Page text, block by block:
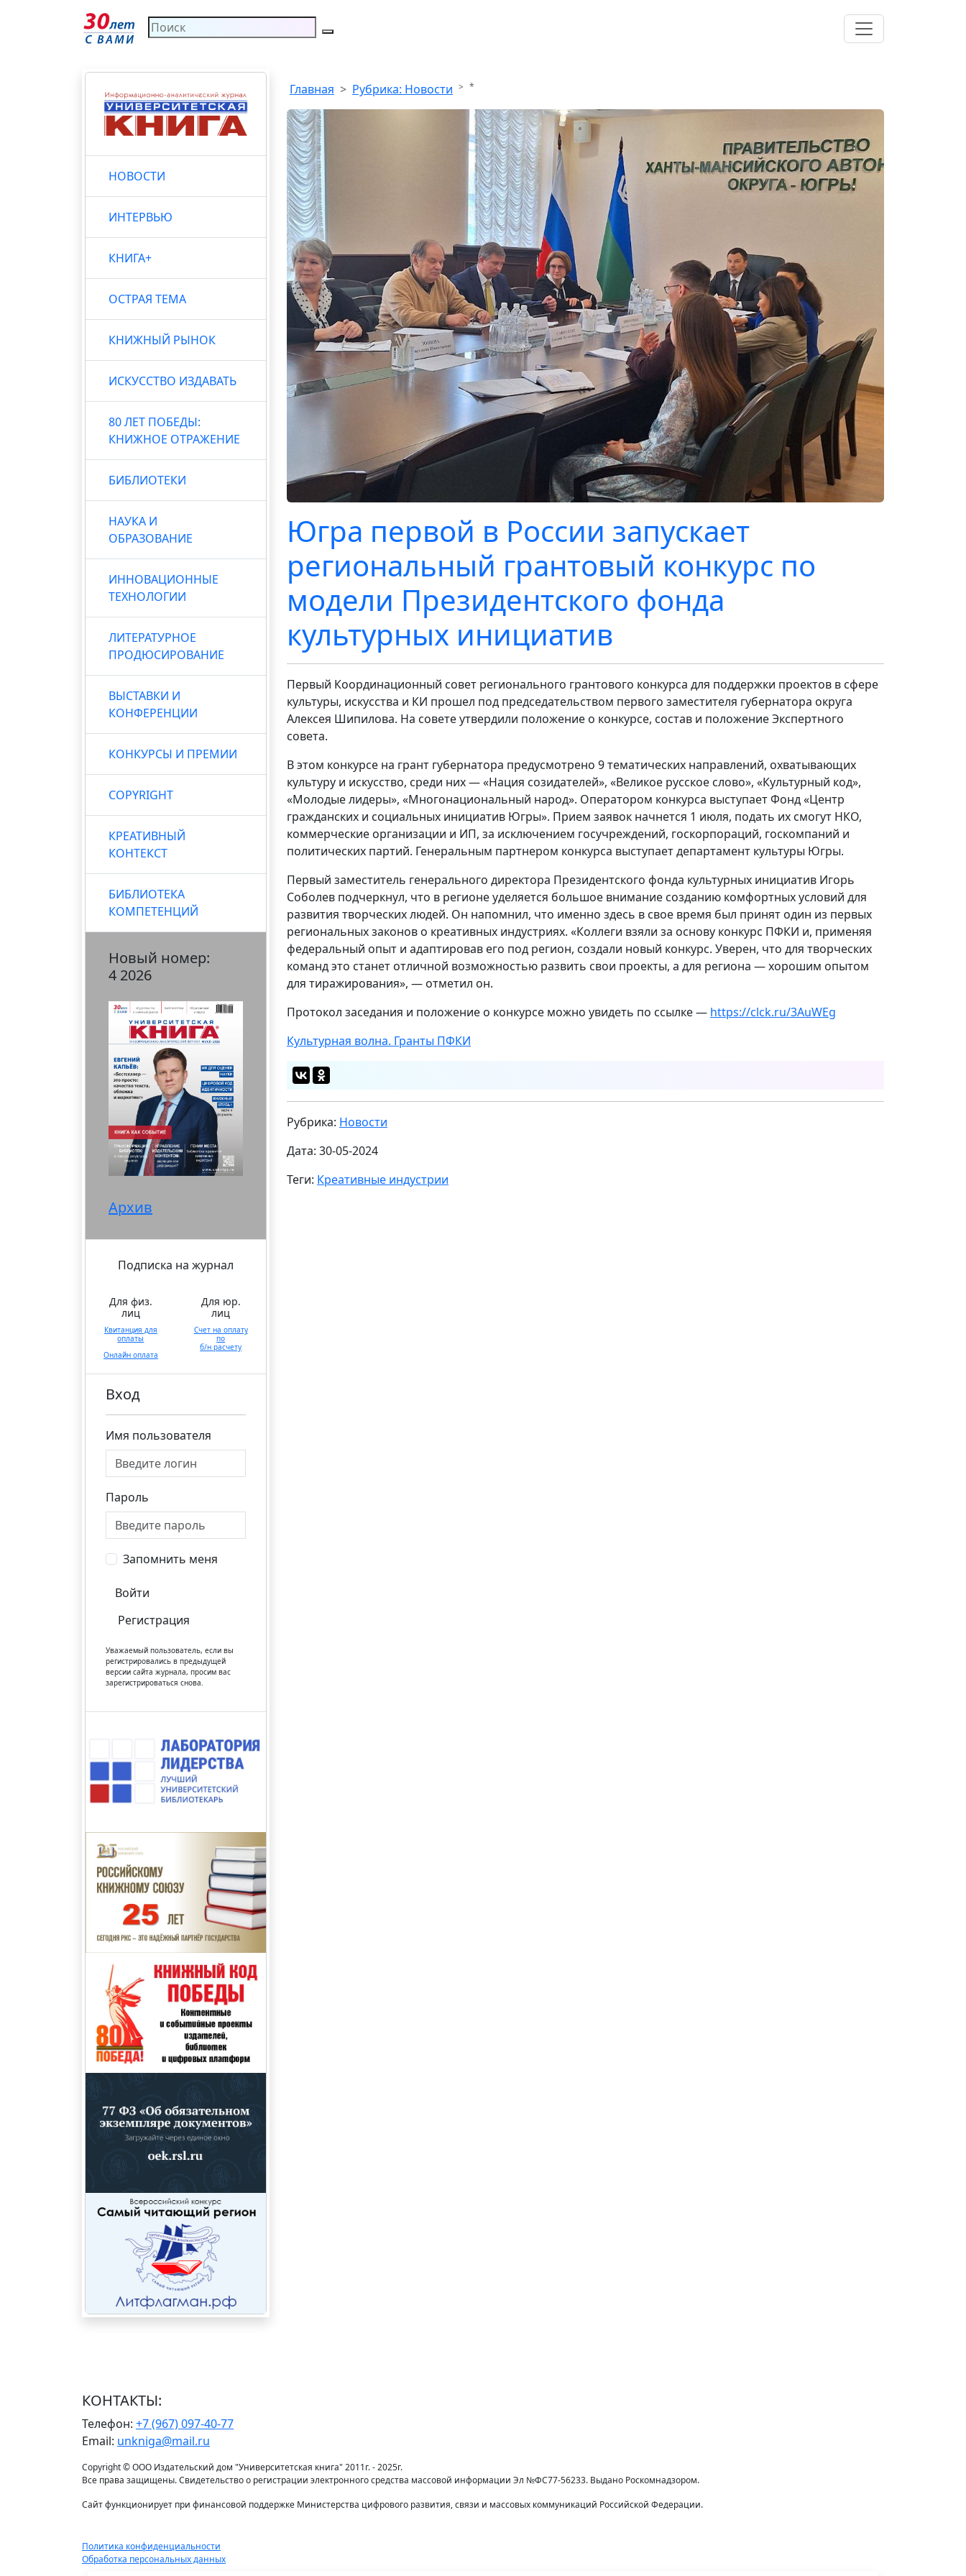
НОВОСТИ
ИНТЕРВЬЮ
КНИГА+
ОСТРАЯ ТЕМА
КНИЖНЫЙ РЫНОК
ИСКУССТВО ИЗДАВАТЬ
80 ЛЕТ ПОБЕДЫ:
КНИЖНОЕ ОТРАЖЕНИЕ
БИБЛИОТЕКИ
НАУКА И
ОБРАЗОВАНИЕ
ИННОВАЦИОННЫЕ
ТЕХНОЛОГИИ
ЛИТЕРАТУРНОЕ
ПРОДЮСИРОВАНИЕ
ВЫСТАВКИ И
КОНФЕРЕНЦИИ
КОНКУРСЫ И ПРЕМИИ
COPYRIGHT
КРЕАТИВНЫЙ
КОНТЕКСТ
БИБЛИОТЕКА
КОМПЕТЕНЦИЙ
Новый номер:
4 2026
Архив
Подписка на журнал
Для физ.
лиц
Квитанция для
оплаты
Онлайн оплата
Для юр.
лиц
Счет на оплату
по
б/н расчету
Вход
Имя пользователя
Пароль
Запомнить меня
Войти
Регистрация
Уважаемый пользователь, если вы
регистрировались в предыдущей
версии сайта журнала, просим вас
зарегистрироваться снова.
Главная Рубрика: Новости *
Югра первой в России запускает
региональный грантовый конкурс по
модели Президентского фонда
культурных инициатив
Первый Координационный совет регионального грантового конкурса для поддержки проектов в сфере
культуры, искусства и КИ прошел под председательством первого заместителя губернатора округа
Алексея Шипилова. На совете утвердили положение о конкурсе, состав и положение Экспертного
совета.
В этом конкурсе на грант губернатора предусмотрено 9 тематических направлений, охватывающих
культуру и искусство, среди них — «Нация созидателей», «Великое русское слово», «Культурный код»,
«Молодые лидеры», «Многонациональный народ». Оператором конкурса выступает Фонд «Центр
гражданских и социальных инициатив Югры». Прием заявок начнется 1 июля, подать их смогут НКО,
коммерческие организации и ИП, за исключением госучреждений, госкорпораций, госкомпаний и
политических партий. Генеральным партнером конкурса выступает департамент культуры Югры.
Первый заместитель генерального директора Президентского фонда культурных инициатив Игорь
Соболев подчеркнул, что в регионе уделяется большое внимание созданию комфортных условий для
развития творческих людей. Он напомнил, что именно здесь в свое время был принят один из первых
региональных законов о креативных индустриях. «Коллеги взяли за основу конкурс ПФКИ и, применяя
федеральный опыт и адаптировав его под регион, создали новый конкурс. Уверен, что для творческих
команд это станет отличной возможностью развить свои проекты, а для региона — хорошим опытом
для тиражирования», — отметил он.
Протокол заседания и положение о конкурсе можно увидеть по ссылке — https://clck.ru/3AuWEg
Культурная волна. Гранты ПФКИ
Рубрика: Новости
Дата: 30-05-2024
Теги: Креативные индустрии
КОНТАКТЫ:
Телефон: +7 (967) 097-40-77
Email: unkniga@mail.ru
Copyright © ООО Издательский дом "Университетская книга" 2011г. - 2025г.
Все права защищены. Свидетельство о регистрации электронного средства массовой информации Эл №ФС77-56233. Выдано Роскомнадзором.
Сайт функционирует при финансовой поддержке Министерства цифрового развития, связи и массовых коммуникаций Российской Федерации.
Политика конфиденциальности
Обработка персональных данных